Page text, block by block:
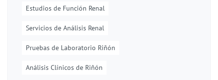
Estudios de Función Renal
Servicios de Análisis Renal
Pruebas de Laboratorio Riñón
Análisis Clínicos de Riñón